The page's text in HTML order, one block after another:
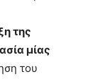
της
μίας
του